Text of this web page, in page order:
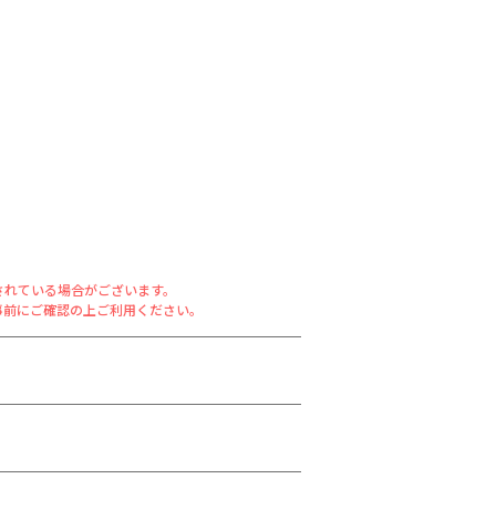
ている場合がございます。
にご確認の上ご利用ください。